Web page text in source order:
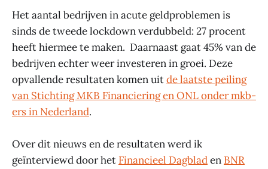
Het aantal bedrijven in acute geldproblemen is
sinds de tweede lockdown verdubbeld: 27 procent
heeft hiermee te maken. Daarnaast gaat 45% van de
bedrijven echter weer investeren in groei. Deze
opvallende resultaten komen uitde laatste peiling
van Stichting MKB Financiering en ONL onder mkb-
ers in Nederland.
Over dit nieuws en de resultaten werd ik
geïnterviewd door het Financieel Dagbladen BNR